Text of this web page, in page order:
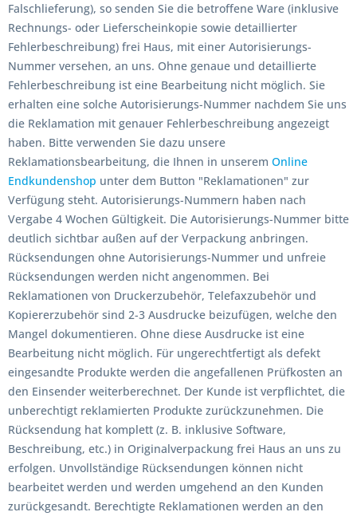
Falschlieferung), so senden Sie die betroffene Ware (inklusive
Rechnungs- oder Lieferscheinkopie sowie detaillierter
Fehlerbeschreibung) frei Haus, mit einer Autorisierungs-
Nummer versehen, an uns. Ohne genaue und detaillierte
Fehlerbeschreibung ist eine Bearbeitung nicht möglich. Sie
erhalten eine solche Autorisierungs-Nummer nachdem Sie uns
die Reklamation mit genauer Fehlerbeschreibung angezeigt
haben. Bitte verwenden Sie dazu unsere
Reklamationsbearbeitung, die Ihnen in unserem Online
Endkundenshop unter dem Button "Reklamationen" zur
Verfügung steht. Autorisierungs-Nummern haben nach
Vergabe 4 Wochen Gültigkeit. Die Autorisierungs-Nummer bitte
deutlich sichtbar außen auf der Verpackung anbringen.
Rücksendungen ohne Autorisierungs-Nummer und unfreie
Rücksendungen werden nicht angenommen. Bei
Reklamationen von Druckerzubehör, Telefaxzubehör und
Kopiererzubehör sind 2-3 Ausdrucke beizufügen, welche den
Mangel dokumentieren. Ohne diese Ausdrucke ist eine
Bearbeitung nicht möglich. Für ungerechtfertigt als defekt
eingesandte Produkte werden die angefallenen Prüfkosten an
den Einsender weiterberechnet. Der Kunde ist verpflichtet, die
unberechtigt reklamierten Produkte zurückzunehmen. Die
Rücksendung hat komplett (z. B. inklusive Software,
Beschreibung, etc.) in Originalverpackung frei Haus an uns zu
erfolgen. Unvollständige Rücksendungen können nicht
bearbeitet werden und werden umgehend an den Kunden
zurückgesandt. Berechtigte Reklamationen werden an den